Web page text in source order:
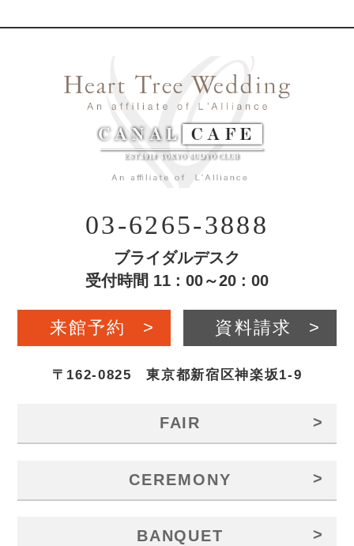
03-6265-3888
ブライダルデスク
受付時間 11 : 00～20 : 00
来館予約 > 資料請求 >
〒162-0825 東京都新宿区神楽坂1-9
FAIR >
CEREMONY >
BANQUET >